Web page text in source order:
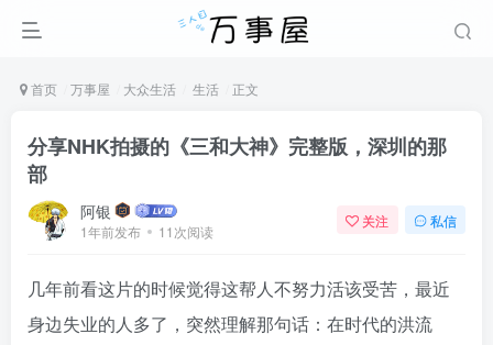
首页 万事屋 大众生活 生活 正文
分享NHK拍摄的《三和大神》完整版，深圳的那
部
阿银
1年前发布 11次阅读
关注 私信
几年前看这片的时候觉得这帮人不努力活该受苦，最近
身边失业的人多了，突然理解那句话：在时代的洪流